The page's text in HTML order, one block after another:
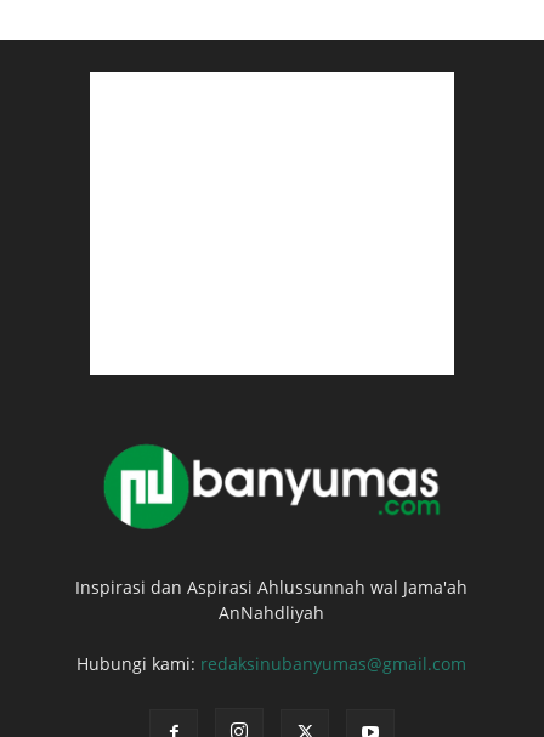
Inspirasi dan Aspirasi Ahlussunnah wal Jama'ah
AnNahdliyah
Hubungi kami: redaksinubanyumas@gmail.com